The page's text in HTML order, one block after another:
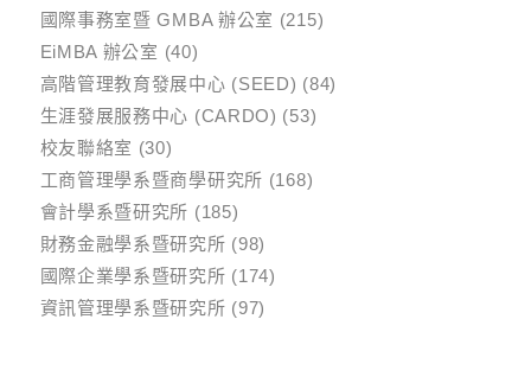
國際事務室暨 GMBA 辦公室 (215)
EiMBA 辦公室 (40)
高階管理教育發展中心 (SEED) (84)
生涯發展服務中心 (CARDO) (53)
校友聯絡室 (30)
工商管理學系暨商學研究所 (168)
會計學系暨研究所 (185)
財務金融學系暨研究所 (98)
國際企業學系暨研究所 (174)
資訊管理學系暨研究所 (97)